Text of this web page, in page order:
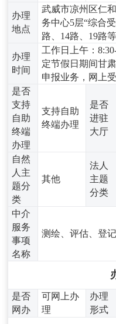
办理
地点
武威市凉州区仁
务中心5层“综合
路、14路、19路
办理
时间
工作日上午：
定节假日期间甘
申报业务，网上
是否
支持
自助
终端
办理
支持自助
终端办理
是否
进驻
大厅
自然
人主
题分
类
其他
法人
主题
分类
中介
服务
事项
名称
测绘、评估、登
是否
网办
可网上办
理
办理
形式